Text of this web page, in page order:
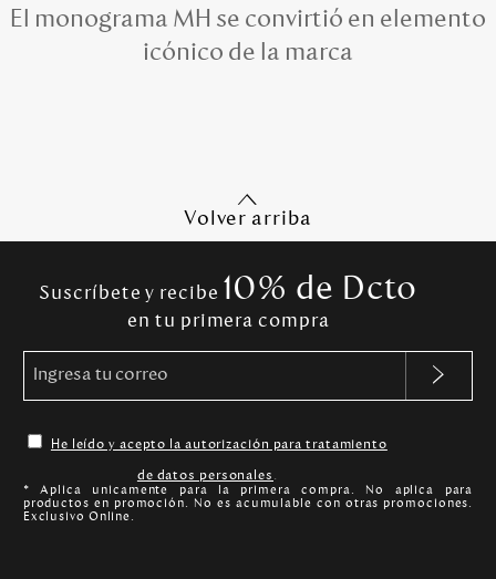
El monograma MH se convirtió en elemento
icónico de la marca
Volver arriba
Suscríbete y recibe 10% de Dcto
en tu primera compra
He leído y acepto la autorización para tratamiento
de datos personales.
* Aplica unicamente para la primera compra. No aplica para
productos en promoción. No es acumulable con otras promociones.
Exclusivo Online.